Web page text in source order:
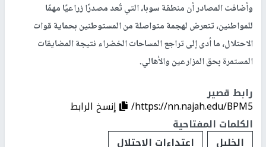
وأضافت المصادر أن منطقة سوبا، التي تُعد مصدرًا زراعيًا مهمًا
للمواطنين، تتعرض لهجمة متواصلة من المستوطنين بحماية قوات
الاحتلال، ما أدى إلى تراجع المساحات الخضراء نتيجة المضايقات
المستمرة بحق المزارعين والأهالي.
رابط قصير
https://nn.najah.edu/BPM5/
إنسخ الرابط
الكلمات المفتاحية
الخليل
اعتداءات الاحتلال